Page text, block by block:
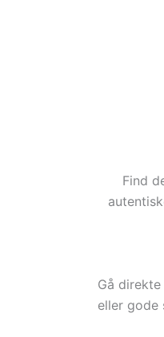
Find
Gå
eller gode